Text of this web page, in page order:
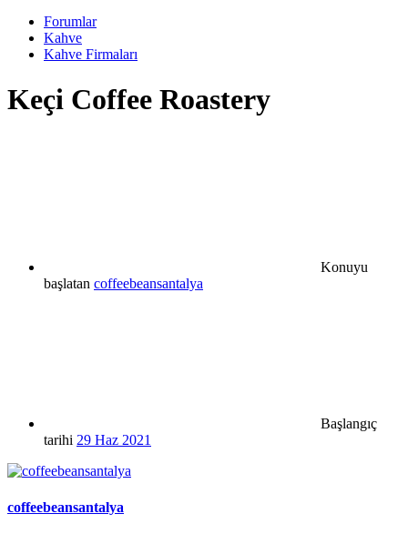
Forumlar
Kahve
Kahve Firmaları
Keçi Coffee Roastery
Konuyu
başlatan coffeebeansantalya
Başlangıç
tarihi 29 Haz 2021
coffeebeansantalya